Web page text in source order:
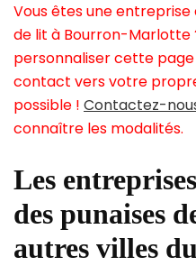
Vous êtes une
de lit à Bourron-Marlotte
personnaliser cette
contact vers votre
possible ! Contactez-
connaître les modalités.
Les
des punaises
autres villes